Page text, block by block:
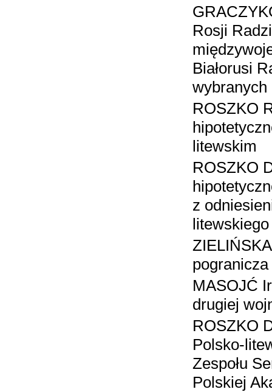
Rosji
Białorusi
wybranych
ROSZKO
litewskim
ROSZKO
z
litewskiego
pogranicza
MASOJĆ
drugiej
ROSZKO
Polsko-
Zespołu
Polskiej